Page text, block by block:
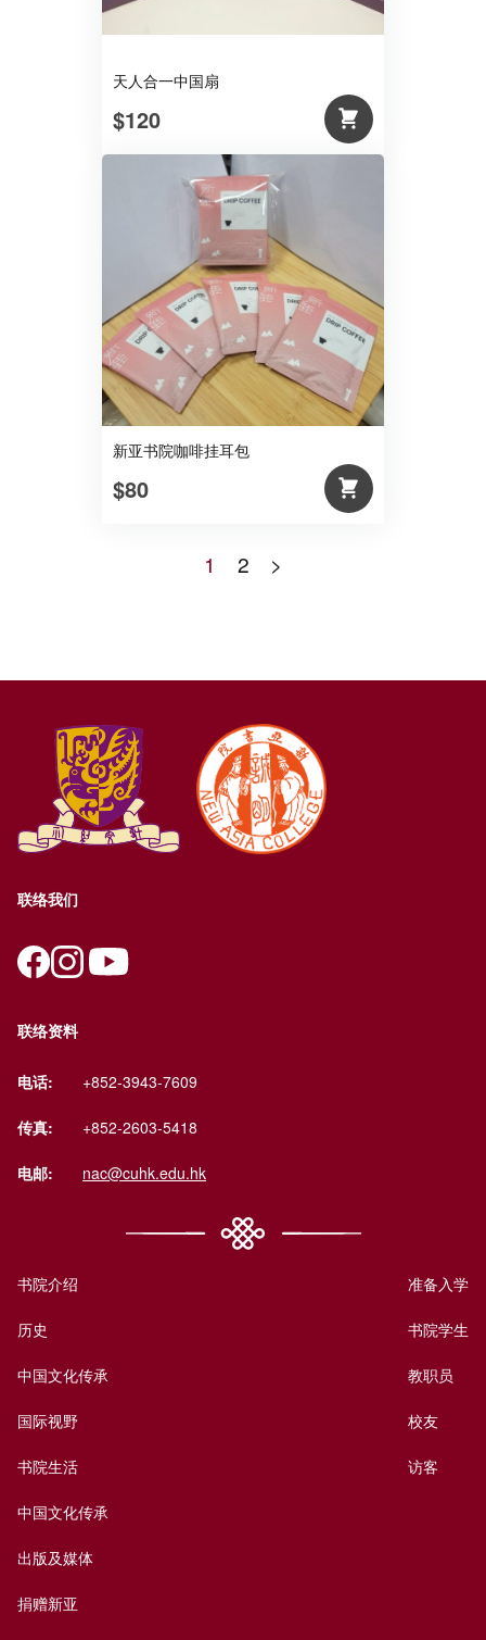
天人合一中国扇
$120
新亚书院咖啡挂耳包
$80
1 2 >
联络我们
联络资料
电话: +852-3943-7609
传真: +852-2603-5418
电邮: nac@cuhk.edu.hk
书院介绍
历史
中国文化传承
国际视野
书院生活
中国文化传承
出版及媒体
捐赠新亚
准备入学
书院学生
教职员
校友
访客